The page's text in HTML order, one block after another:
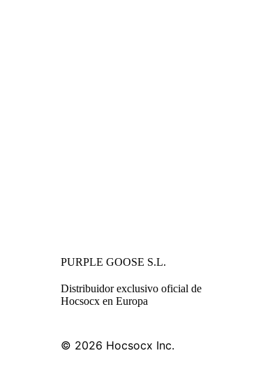
PURPLE GOOSE S.L.
Distribuidor exclusivo oficial de
Hocsocx en Europa
© 2026 Hocsocx Inc.